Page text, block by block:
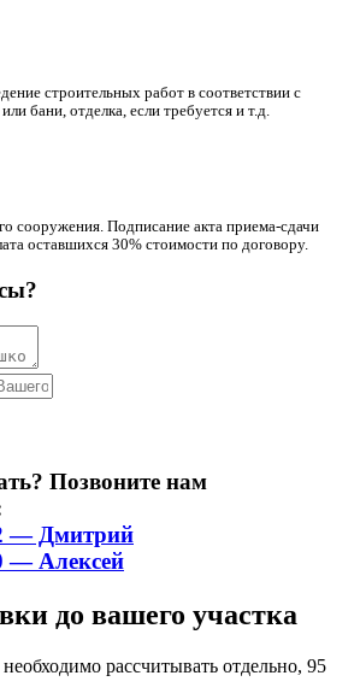
строительных работ в соответствии с
бани, отделка, если требуется и т.д.
сооружения. Подписание акта приема-сдачи
оставшихся 30% стоимости по договору.
Позвоните нам
— Дмитрий
— Алексей
до вашего участка
рассчитывать отдельно, 95